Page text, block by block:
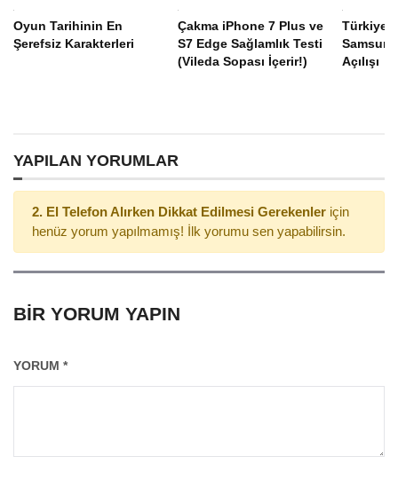
Oyun Tarihinin En
Şerefsiz Karakterleri
Çakma iPhone 7 Plus ve
S7 Edge Sağlamlık Testi
(Vileda Sopası İçerir!)
Açılışı
YAPILAN YORUMLAR
2. El Telefon Alırken Dikkat Edilmesi Gerekenler için
henüz yorum yapılmamış! İlk yorumu sen yapabilirsin.
BIR YORUM YAPIN
YORUM *